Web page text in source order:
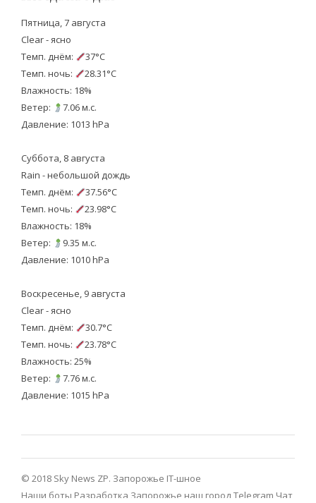
Пятница, 7 августа
Clear - ясно
Темп. днём:
37°C
Темп. ночь:
28.31°C
Влажность: 18%
Ветер:
7.06 м.с.
Давление: 1013 hPa
Суббота, 8 августа
Rain - небольшой дождь
Темп. днём:
37.56°C
Темп. ночь:
23.98°C
Влажность: 18%
Ветер:
9.35 м.с.
Давление: 1010 hPa
Воскресенье, 9 августа
Clear - ясно
Темп. днём:
30.7°C
Темп. ночь:
23.78°C
Влажность: 25%
Ветер:
7.76 м.с.
Давление: 1015 hPa
© 2018 Sky News ZP. Запорожье IT-шное
Наши боты Разработка Запорожье наш город Telegram Чат